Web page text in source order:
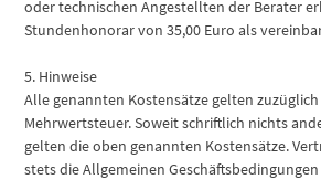
oder technischen Angestellten der Berater
Stundenhonorar von 35,00 Euro als
5. Hinweise
Alle genannten Kostensätze gelten
Mehrwertsteuer. Soweit schriftlich nichts
gelten die oben genannten Kostensätze.
stets die Allgemeinen Geschäftsbedingungen